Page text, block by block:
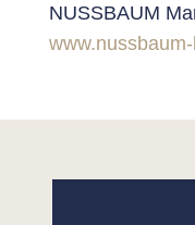
NUSSBAUM